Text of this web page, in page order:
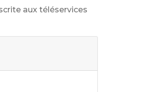
aux téléservices